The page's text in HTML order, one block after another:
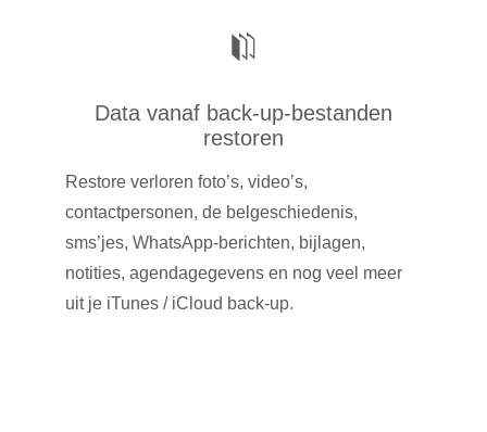
Data vanaf back-up-bestanden
restoren
Restore verloren foto’s, video’s,
contactpersonen, de belgeschiedenis,
sms’jes, WhatsApp-berichten, bijlagen,
notities, agendagegevens en nog veel meer
uit je iTunes / iCloud back-up.